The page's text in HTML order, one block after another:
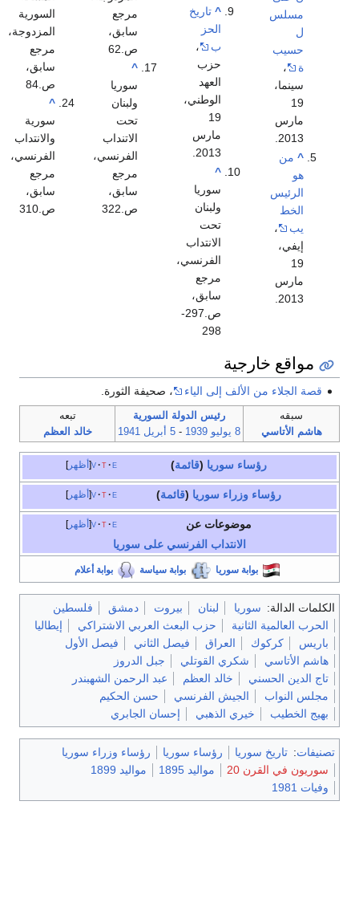
مسلس
ل
حسيب
ة
،
سينما،
19
مارس
2013.
^ من
هو
الرئيس
الخط
يب
،
إيفي،
19
مارس
2013.
^ تاريخ
الحز
ب
،
حزب
العهد
الوطني،
19
مارس
2013.
^
سوريا
ولبنان
تحت
الانتداب
الفرنسي،
مرجع
سابق،
ص.297-
298
مرجع
سابق،
ص.62
^
سوريا
ولبنان
تحت
الاتنداب
الفرنسي،
مرجع
سابق،
ص.322
السورية
المزدوجة،
مرجع
سابق،
ص.84
^
سورية
والانتداب
الفرنسي،
مرجع
سابق،
ص.310
مواقع خارجية
قصة الجلاء من الألف إلى الياء ، صحيفة الثورة.
سبقه
هاشم الأتاسي
رئيس الدولة السورية
8 يوليو
1939
- 5 أبريل 1941
تبعه
خالد العظم
أظهر v t e رؤساء سوريا (قائمة)
أظهر v t e رؤساء وزراء سوريا (قائمة)
أظهر v t e
موضوعات عن
الانتداب الفرنسي على سوريا
بوابة سوريا بوابة سياسة بوابة أعلام
الكلمات الدالة: سوريا لبنان بيروت دمشق
فلسطين
الحرب العالمية الثانية
حزب البعث العربي الاشتراكي
إيطاليا
باريس
كركوك العراق فيصل الثاني
فيصل الأول
هاشم الأتاسي
شكري القوتلي
جبل الدروز
تاج الدين الحسني
خالد العظم
عبد الرحمن الشهبندر
مجلس النواب
الجيش الفرنسي
حسن الحكيم
بهيج الخطيب
خيري الذهبي إحسان الجابري
تصنيفات: تاريخ سوريا رؤساء سوريا
رؤساء وزراء سوريا
سوريون في القرن 20
مواليد 1895
مواليد 1899
وفيات 1981